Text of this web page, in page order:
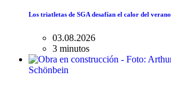
Los triatletas de SGA desafían el calor del verano
03.08.2026
3 minutos